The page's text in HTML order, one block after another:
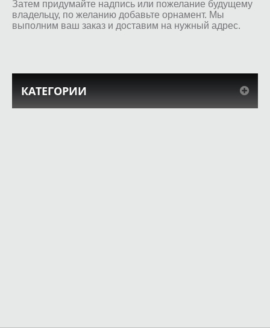
Затем придумайте надпись или пожелание будущему
владельцу, по желанию добавьте орнамент. Мы
выполним ваш заказ и доставим на нужный адрес.
КАТЕГОРИИ